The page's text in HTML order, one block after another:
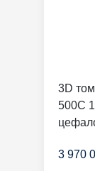
3D
500C
3 970